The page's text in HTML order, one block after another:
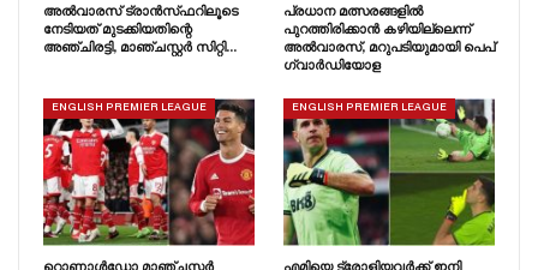
അൽവാരസ് ട്രാൻസ്‌ഫറിലൂടെ
നേടിയത് മുടക്കിയതിന്റെ
അഞ്ചിരട്ടി, മാഞ്ചസ്റ്റർ സിറ്റി…
പ്രധാന മത്സരങ്ങളിൽ
പുറത്തിരിക്കാൻ കഴിയില്ലെന്ന്
അൽവാരസ്, മറുപടിയുമായി പെപ്
ഗ്വാർഡിയോള
ENGLISH PREMIER LEAGUE ENGLISH PREMIER LEAGUE